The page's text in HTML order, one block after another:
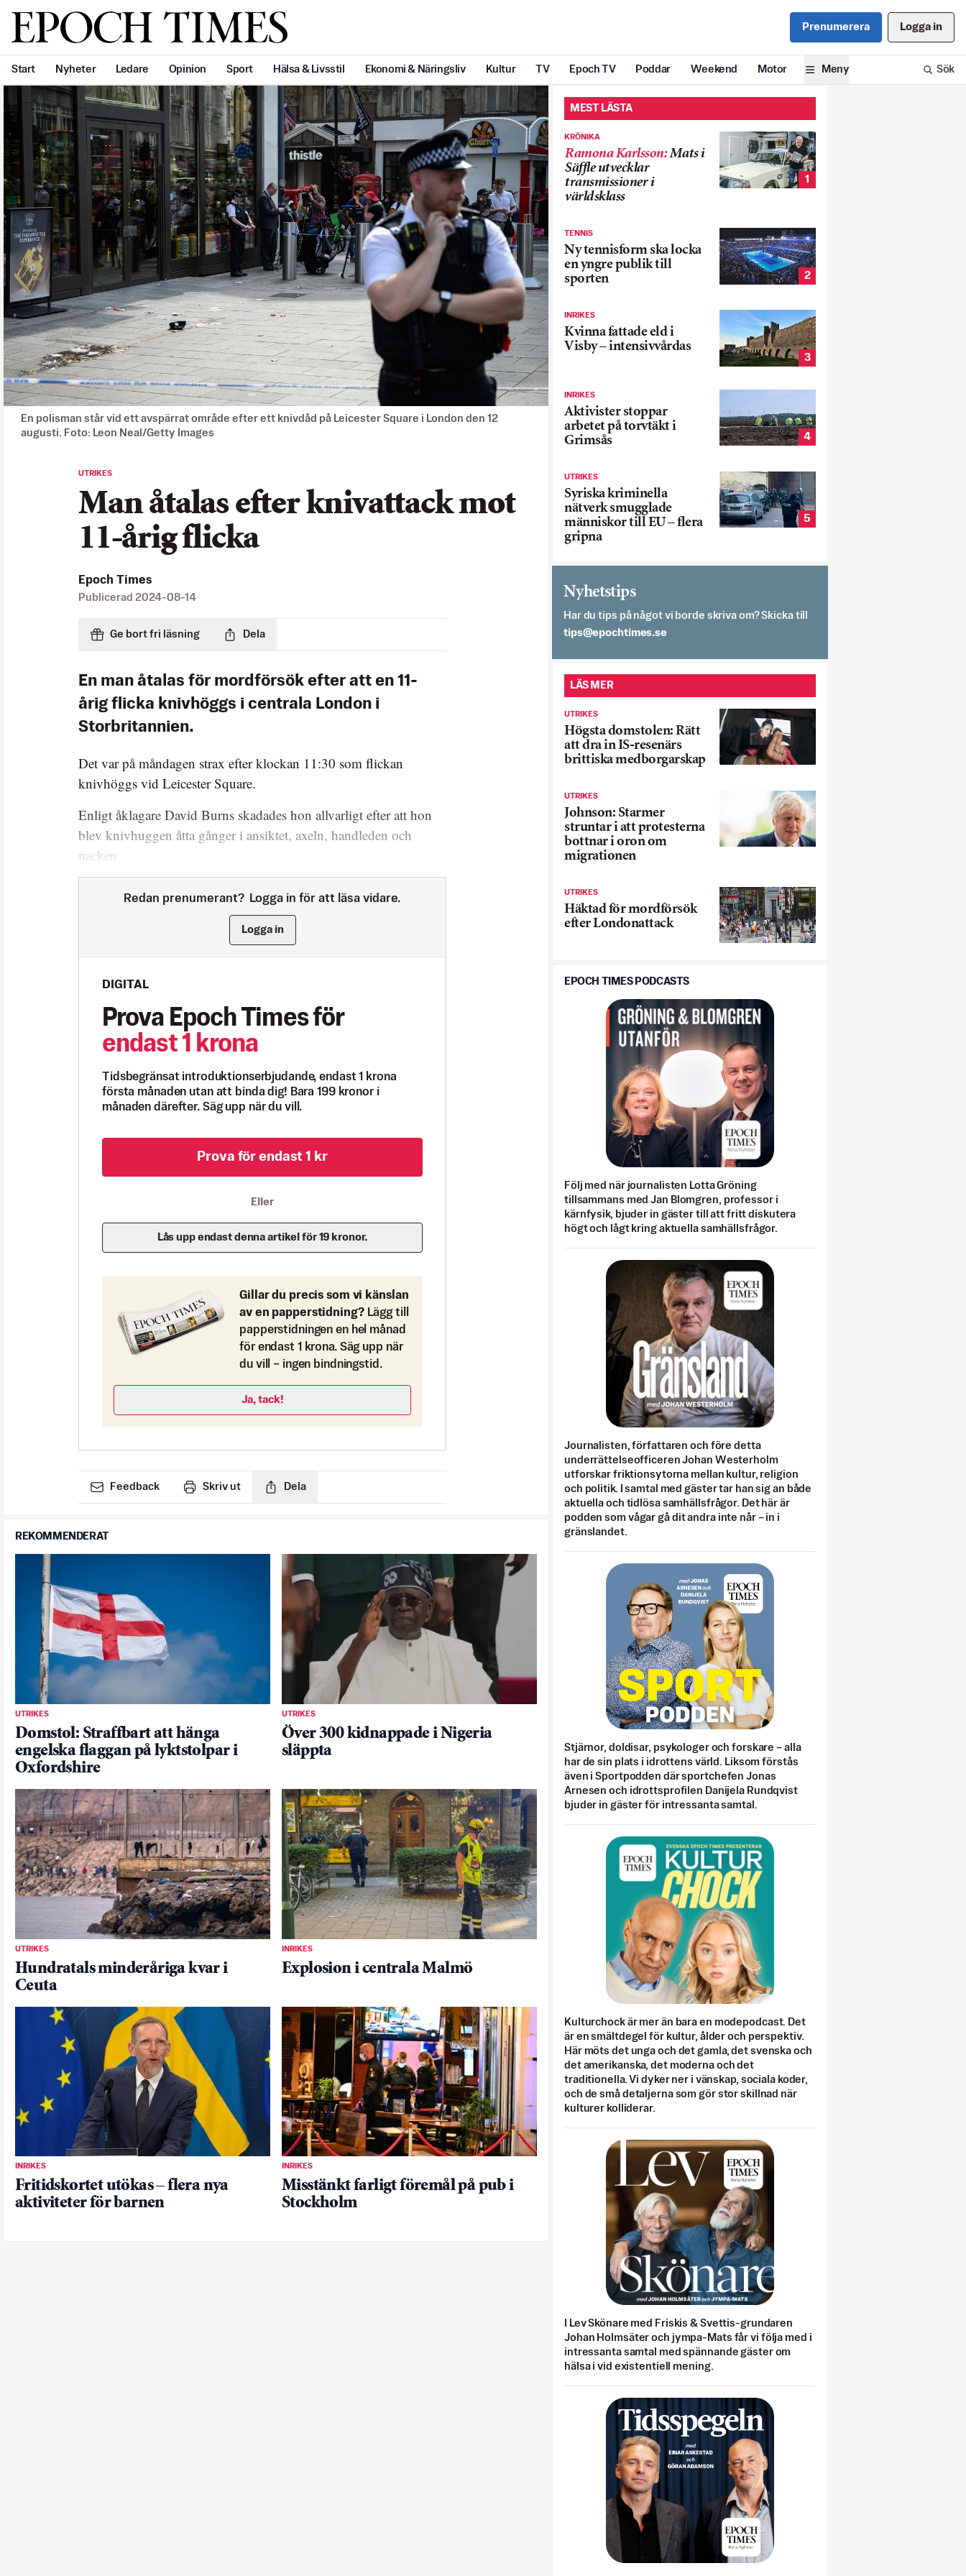
Svenska Epoch Times Prenumerera Logga in
Start Nyheter Ledare Opinion Sport Hälsa & Livsstil Ekonomi & Näringsliv Kultur TV Epoch TV Poddar Weekend Motor Meny Sök
En polisman står vid ett avspärrat område efter ett knivdåd på Leicester Square i London den 12
augusti. Foto: Leon Neal/Getty Images
UTRIKES
Man åtalas efter knivattack mot
11-årig flicka
Epoch Times
Publicerad 2024-08-14
Ge bort fri läsning Dela
En man åtalas för mordförsök efter att en 11-
årig flicka knivhöggs i centrala London i
Storbritannien.
Det var på måndagen strax efter klockan 11:30 som flickan
knivhöggs vid Leicester Square.
Enligt åklagare David Burns skadades hon allvarligt efter att hon
blev knivhuggen åtta gånger i ansiktet, axeln, handleden och
nacken.
Redan prenumerant? Logga in för att läsa vidare.
Logga in
DIGITAL
Prova Epoch Times för
endast 1 krona
Tidsbegränsat introduktionserbjudande, endast 1 krona
första månaden utan att binda dig! Bara 199 kronor i
månaden därefter. Säg upp när du vill.
Prova för endast 1 kr
Eller
Lås upp endast denna artikel för 19 kronor.
Gillar du precis som vi känslan
av en papperstidning? Lägg till
papperstidningen en hel månad
för endast 1 krona. Säg upp när
du vill – ingen bindningstid.
Ja, tack!
Feedback Skriv ut Dela
REKOMMENDERAT
UTRIKES
Domstol: Straffbart att hänga
engelska flaggan på lyktstolpar i
Oxfordshire
UTRIKES
Över 300 kidnappade i Nigeria
släppta
UTRIKES
Hundratals minderåriga kvar i
Ceuta
INRIKES
Explosion i centrala Malmö
INRIKES
Fritidskortet utökas – flera nya
aktiviteter för barnen
INRIKES
Misstänkt farligt föremål på pub i
Stockholm
MEST LÄSTA
KRÖNIKA
Ramona Karlsson:Mats i
Säffle utvecklar
transmissioner i
världsklass
1
TENNIS
Ny tennisform ska locka
en yngre publik till
sporten
2
INRIKES
Kvinna fattade eld i
Visby – intensivvårdas
3
INRIKES
Aktivister stoppar
arbetet på torvtäkt i
Grimsås
4
UTRIKES
Syriska kriminella
nätverk smugglade
människor till EU – flera
gripna
5
Nyhetstips
Har du tips på något vi borde skriva om? Skicka till
es.semithcope@spit
LÄS MER
UTRIKES
Högsta domstolen: Rätt
att dra in IS-resenärs
brittiska medborgarskap
UTRIKES
Johnson: Starmer
struntar i att protesterna
bottnar i oron om
migrationen
UTRIKES
Häktad för mordförsök
efter Londonattack
EPOCH TIMES PODCASTS
Följ med när journalisten Lotta Gröning
tillsammans med Jan Blomgren, professor i
kärnfysik, bjuder in gäster till att fritt diskutera
högt och lågt kring aktuella samhällsfrågor.
Journalisten, författaren och före detta
underrättelseofficeren Johan Westerholm
utforskar friktionsytorna mellan kultur, religion
och politik. I samtal med gäster tar han sig an både
aktuella och tidlösa samhällsfrågor. Det här är
podden som vågar gå dit andra inte når – in i
gränslandet.
Stjärnor, doldisar, psykologer och forskare – alla
har de sin plats i idrottens värld. Liksom förstås
även i Sportpodden där sportchefen Jonas
Arnesen och idrottsprofilen Danijela Rundqvist
bjuder in gäster för intressanta samtal.
Kulturchock är mer än bara en modepodcast. Det
är en smältdegel för kultur, ålder och perspektiv.
Här möts det unga och det gamla, det svenska och
det amerikanska, det moderna och det
traditionella. Vi dyker ner i vänskap, sociala koder,
och de små detaljerna som gör stor skillnad när
kulturer kolliderar.
I Lev Skönare med Friskis & Svettis-grundaren
Johan Holmsäter och jympa-Mats får vi följa med i
intressanta samtal med spännande gäster om
hälsa i vid existentiell mening.